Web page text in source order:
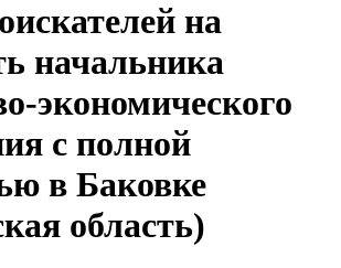
на
начальника
экономического
с полной
в Баковке
область)